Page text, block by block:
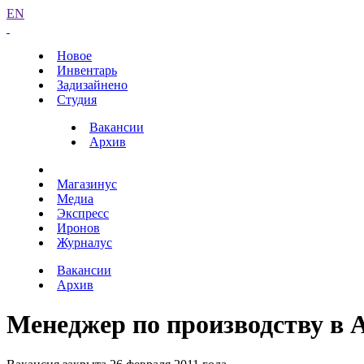
EN
Новое
Инвентарь
Задизайнено
Студия
Вакансии
Архив
Магазинус
Медиа
Экспресс
Иронов
Журналус
Вакансии
Архив
Менеджер по производству в